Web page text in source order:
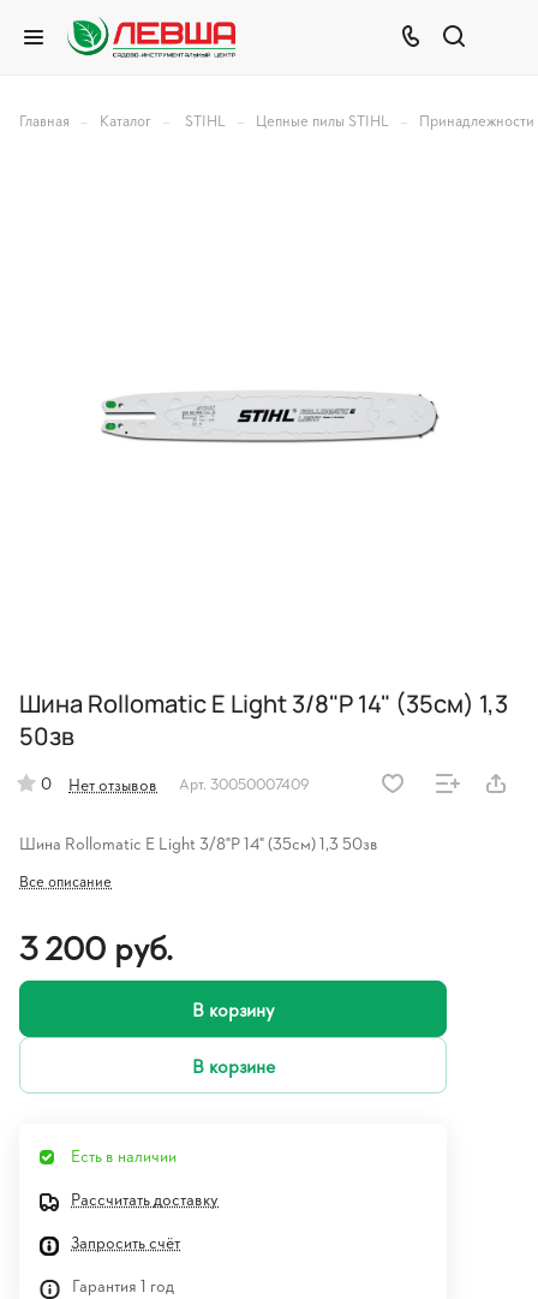
Главная – Каталог – STIHL – Цепные пилы STIHL – Принадлежности
Шина Rollomatic E Light 3/8"P 14" (35см) 1,3
50зв
0 Нет отзывов Арт. 30050007409
Шина Rollomatic E Light 3/8"P 14" (35см) 1,3 50зв
Все описание
3 200 руб.
В корзину
В корзине
Есть в наличии
Рассчитать доставку
Запросить счёт
Гарантия 1 год